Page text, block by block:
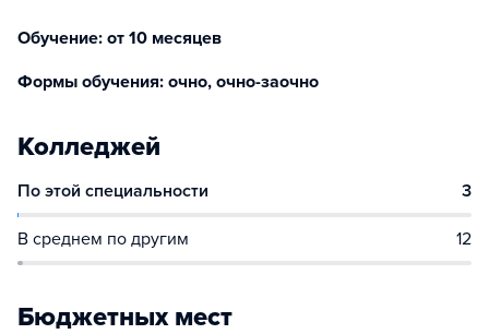
Обучение: от 10 месяцев
Формы обучения: очно, очно-заочно
Колледжей
По этой специальности 3
В среднем по другим 12
Бюджетных мест